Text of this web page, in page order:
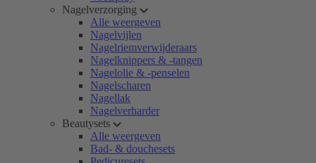
Nagelverzorging
Alle weergeven
Nagelvijlen
Nagelriemverwijderaars
Nagelknippers & -tangen
Nagelolie & -penselen
Nagelscharen
Nagellak
Nagelverharder
Beautysets
Alle weergeven
Bad- & douchesets